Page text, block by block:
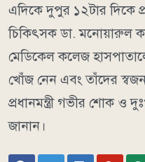
এদিকে দুপুর ১২টার দিকে
চিকিৎসক ডা. মনোয়ারুল
মেডিকেল কলেজ
খোঁজ নেন এবং তাঁদের
প্রধানমন্ত্রী গভীর শোক ও
জানান।